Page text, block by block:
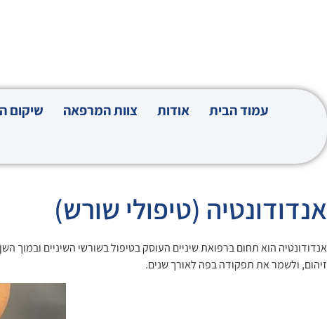
עמוד הבית אודות צוות המרפאה שיקום
אנדודונטיה (טיפולי שורש)
אנדודונטיה הוא תחום ברפואת שיניים העוסק בטיפול בשורשי השיניים
זיהום, ולשמר את תפקודה בפה לאורך שנים.